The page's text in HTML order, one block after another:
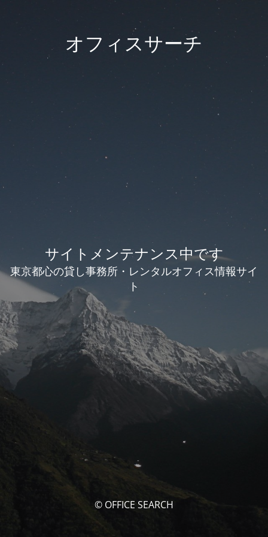
オフィスサーチ
サイトメンテナンス中です
東京都心の貸し事務所・レンタルオフィス情報サイ
ト
© OFFICE SEARCH